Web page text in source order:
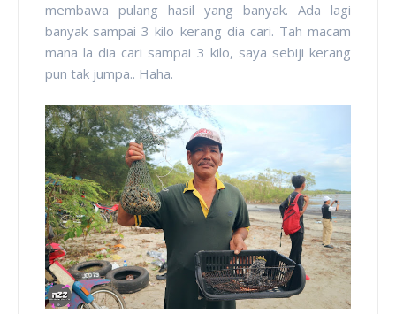
membawa pulang hasil yang banyak. Ada lagi
banyak sampai 3 kilo kerang dia cari. Tah macam
mana la dia cari sampai 3 kilo, saya sebiji kerang
pun tak jumpa.. Haha.